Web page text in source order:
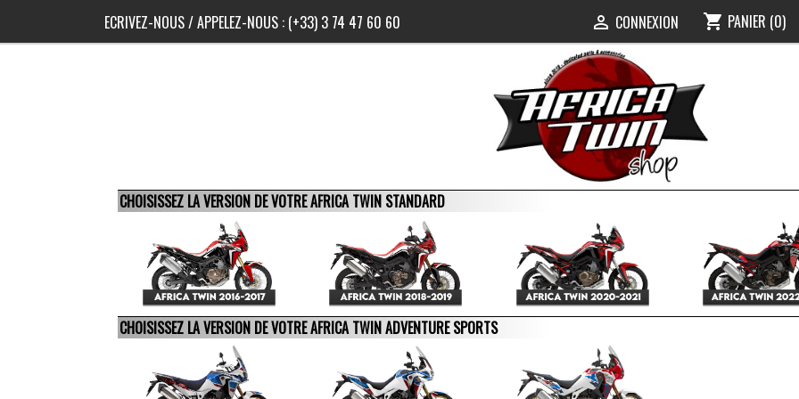
ECRIVEZ-NOUS/ APPELEZ-NOUS : (+33) 3 74 47 60 60  CONNEXION shopping_cart PANIER (0)
CHOISISSEZ LA VERSION DE VOTRE AFRICA TWIN STANDARD
CHOISISSEZ LA VERSION DE VOTRE AFRICA TWIN ADVENTURE SPORTS